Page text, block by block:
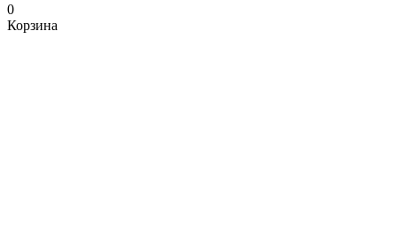
0
Корзина